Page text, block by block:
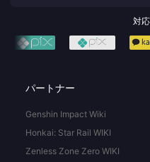
対
パートナー
Genshin Impact Wiki
Honkai: Star Rail WIKI
Zenless Zone Zero WIKI